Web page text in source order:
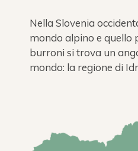
Nella Slovenia
mondo alpino e quello
burroni si trova un
mondo: la regione di